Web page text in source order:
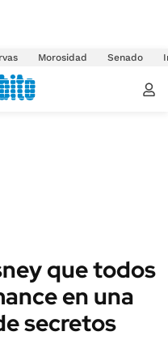
Morosidad Senado
que todos
en una
secretos